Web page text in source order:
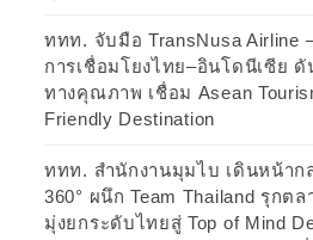
ททท. จับมือ TransNusa Airline
การเชื่อมโยงไทย–อินโดนีเซีย
ทางคุณภาพ เชื่อม Asean
Friendly Destination
ททท. สำนักงานมุมไบ เดินหน้าก
360° ผนึก Team Thailand รุกต
มุ่งยกระดับไทยสู่ Top of Mind